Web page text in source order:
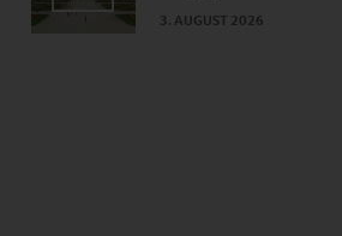
3. AUGUST 2026